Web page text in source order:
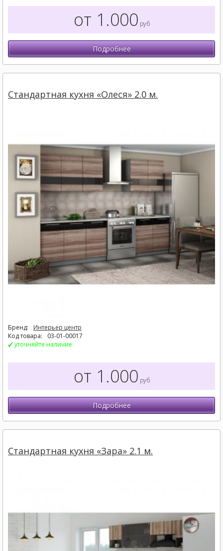
от 1.000 руб
Подробнее
Стандартная кухня «Олеся» 2.0 м.
Бренд:
Интерьер центр
Код товара:
03-01-00017
уточняйте наличие
от 1.000 руб
Подробнее
Стандартная кухня «Зара» 2.1 м.